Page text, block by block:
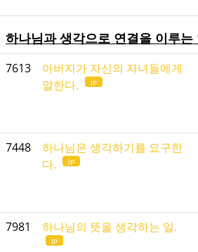
하나님과 생각으로 연결을 이루는
7613
아버지가 자신의 자녀들에게
말한다.
jp
7448
하나님은 생각하기를 요구한
다.
jp
7981 하나님의 뜻을 생각하는 일.
jp